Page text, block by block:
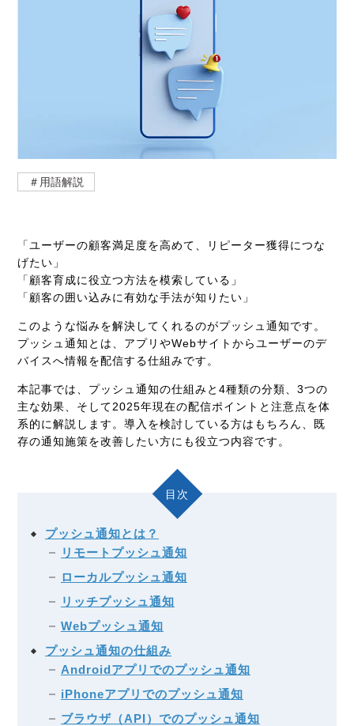
＃用語解説
「ユーザーの顧客満足度を高めて、リピーター獲得につな
げたい」
「顧客育成に役立つ方法を模索している」
「顧客の囲い込みに有効な手法が知りたい」
このような悩みを解決してくれるのがプッシュ通知です。
プッシュ通知とは、アプリやWebサイトからユーザーのデ
バイスへ情報を配信する仕組みです。
本記事では、プッシュ通知の仕組みと4種類の分類、3つの
主な効果、そして2025年現在の配信ポイントと注意点を体
系的に解説します。導入を検討している方はもちろん、既
存の通知施策を改善したい方にも役立つ内容です。
目次
プッシュ通知とは？
リモートプッシュ通知
ローカルプッシュ通知
リッチプッシュ通知
Webプッシュ通知
プッシュ通知の仕組み
Androidアプリでのプッシュ通知
iPhoneアプリでのプッシュ通知
ブラウザ（API）でのプッシュ通知